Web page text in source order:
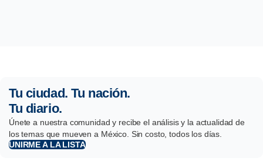
Tu ciudad. Tu nación.
Tu diario.
Únete a nuestra comunidad y recibe el análisis y la actualidad de
los temas que mueven a México. Sin costo, todos los días.
UNIRME A LA LISTA